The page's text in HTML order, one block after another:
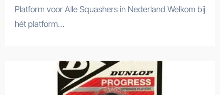
Platform voor Alle Squashers in Nederland Welkom bij
hét platform…